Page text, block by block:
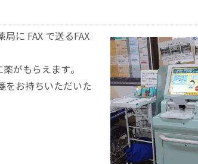
局に FAX で送るFAX
がもらえます。
をお持ちいただいた